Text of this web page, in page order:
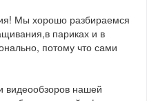
Мы хорошо разбираемся
париках и в
потому что сами
видеообзоров нашей